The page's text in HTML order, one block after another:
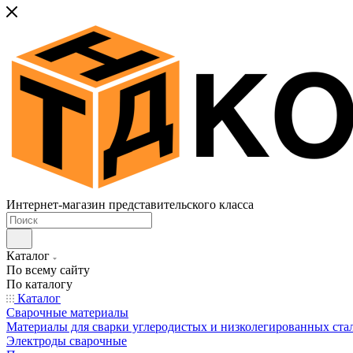
Интернет-магазин представительского класса
Каталог
По всему сайту
По каталогу
Каталог
Сварочные материалы
Материалы для сварки углеродистых и низколегированных
Электроды сварочные